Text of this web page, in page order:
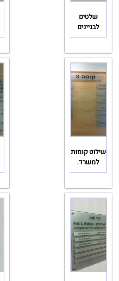
שלטים
לבניינים
שילוט קומות
למשרד.